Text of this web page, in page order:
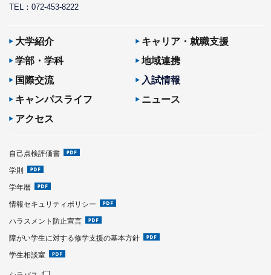
TEL：072-453-8222
大学紹介
キャリア・就職支援
学部・学科
地域連携
国際交流
入試情報
キャンパスライフ
ニュース
アクセス
自己点検評価書
学則
学年暦
情報セキュリティポリシー
ハラスメント防止宣言
障がい学生に対する修学支援の基本方針
学生相談室